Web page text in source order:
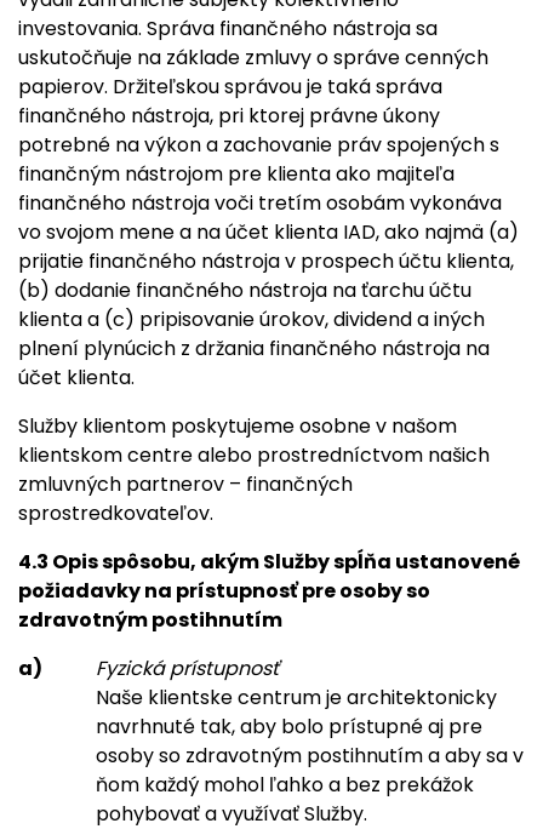
investovania. Správa finančného nástroja sa
uskutočňuje na základe zmluvy o správe cenných
papierov. Držiteľskou správou je taká správa
finančného nástroja, pri ktorej právne úkony
potrebné na výkon a zachovanie práv spojených s
finančným nástrojom pre klienta ako majiteľa
finančného nástroja voči tretím osobám vykonáva
vo svojom mene a na účet klienta IAD, ako najmä (a)
prijatie finančného nástroja v prospech účtu klienta,
(b) dodanie finančného nástroja na ťarchu účtu
klienta a (c) pripisovanie úrokov, dividend a iných
plnení plynúcich z držania finančného nástroja na
účet klienta.
Služby klientom poskytujeme osobne v našom
klientskom centre alebo prostredníctvom našich
zmluvných partnerov – finančných
sprostredkovateľov.
4.3 Opis spôsobu, akým Služby spĺňa ustanovené
požiadavky na prístupnosť pre osoby so
zdravotným postihnutím
Fyzická prístupnosť
Naše klientske centrum je architektonicky
navrhnuté tak, aby bolo prístupné aj pre
osoby so zdravotným postihnutím a aby sa v
ňom každý mohol ľahko a bez prekážok
pohybovať a využívať Služby.